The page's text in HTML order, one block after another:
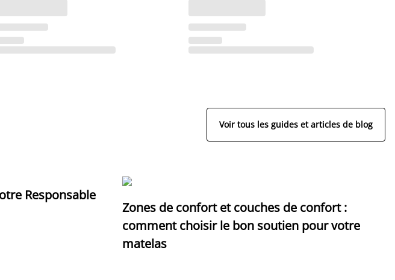
Voir tous les guides et articles de blog
Responsable
Zones de confort et couches de confort :
comment choisir le bon soutien pour votre
matelas